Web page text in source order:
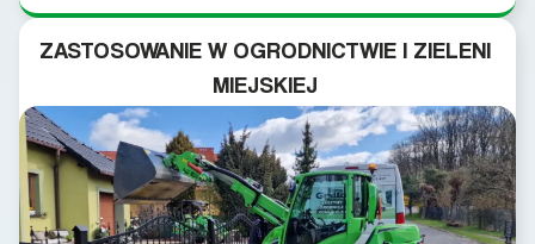
ZASTOSOWANIE W OGRODNICTWIE I ZIELENI
MIEJSKIEJ